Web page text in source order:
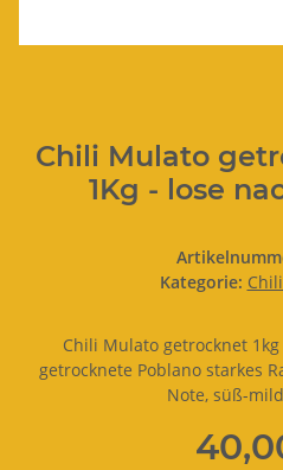
Chili Mulato
1Kg - lose
Kategorie:
Chili Mulato getrocknet
getrocknete Poblano starkes
Note, süß-